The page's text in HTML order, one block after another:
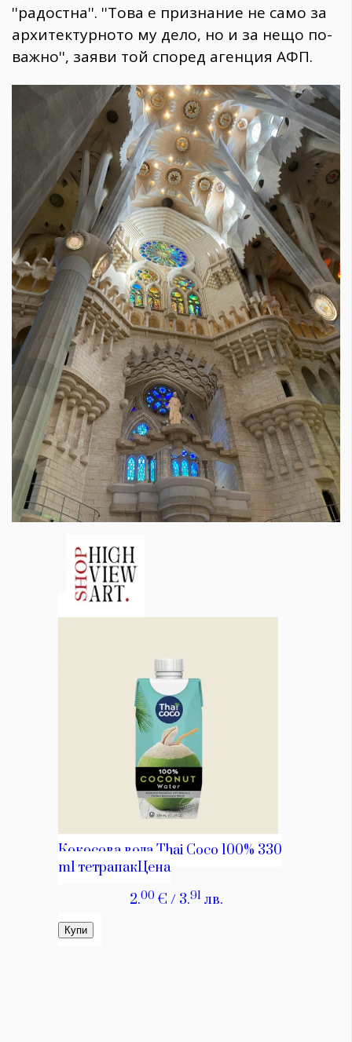
''радостна''. ''Това е признание не само за
архитектурното му дело, но и за нещо по-
важно'', заяви той според агенция АФП.